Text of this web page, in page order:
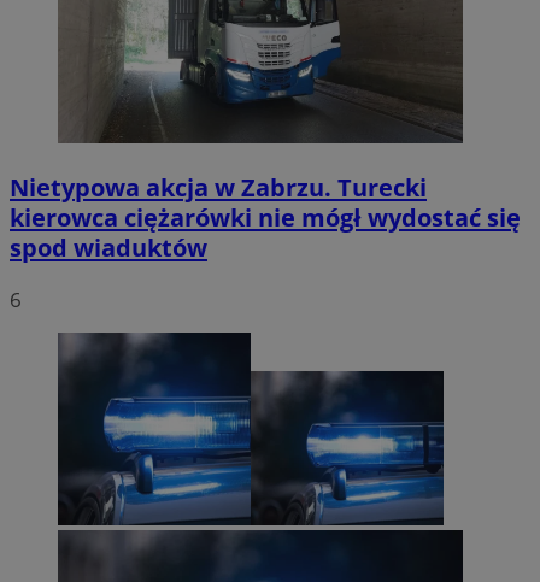
Nietypowa akcja w Zabrzu. Turecki
kierowca ciężarówki nie mógł wydostać się
spod wiaduktów
6